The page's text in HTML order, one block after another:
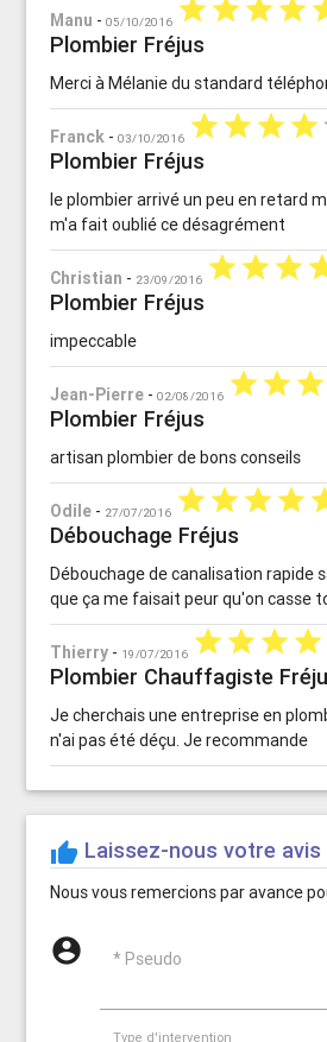
Manu -05/10/2016 starstarstarstar
Plombier Fréjus
Merci à Mélanie du standard
Franck -03/10/2016 starstarstarstar
Plombier Fréjus
le plombier arrivé un peu en retard
m'a fait oublié ce désagrément
Christian - 23/09/2016 starstarstar
Plombier Fréjus
impeccable
Jean-Pierre -02/08/2016 starstarstar
Plombier Fréjus
artisan plombier de bons conseils
Odile - 27/07/2016 starstarstarstar
Débouchage Fréjus
Débouchage de canalisation rapide
que ça me faisait peur qu'on casse
Thierry - 19/07/2016 starstarstarstar
Plombier Chauffagiste
Je cherchais une entreprise en
n'ai pas été déçu. Je recommande
thumb_up Laissez-nous votre avis
Nous vous remercions par avance
account_circle * Pseudo
Type d'intervention